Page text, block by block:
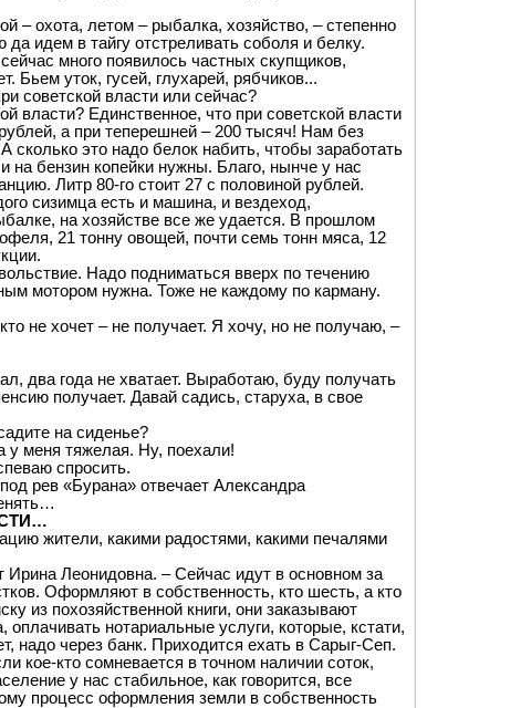
– охота, летом – рыбалка, хозяйство, – степенно
идем в тайгу отстреливать соболя и белку.
много появилось частных скупщиков,
Бьем уток, гусей, глухарей, рябчиков...
советской власти или сейчас?
власти? Единственное, что при советской власти
а при теперешней – 200 тысяч! Нам без
сколько это надо белок набить, чтобы заработать
на бензин копейки нужны. Благо, нынче у нас
Литр 80-го стоит 27 с половиной рублей.
сизимца есть и машина, и вездеход,
на хозяйстве все же удается. В прошлом
21 тонну овощей, почти семь тонн мяса, 12
Надо подниматься вверх по течению
мотором нужна. Тоже не каждому по карману.
не хочет – не получает. Я хочу, но не получаю, –
два года не хватает. Выработаю, буду получать
получает. Давай садись, старуха, в свое
на сиденье?
меня тяжелая. Ну, поехали!
спросить.
рев «Бурана» отвечает Александра
жители, какими радостями, какими печалями
Леонидовна. – Сейчас идут в основном за
Оформляют в собственность, кто шесть, а кто
из похозяйственной книги, они заказывают
оплачивать нотариальные услуги, которые, кстати,
надо через банк. Приходится ехать в Сарыг-Сеп.
кое-кто сомневается в точном наличии соток,
у нас стабильное, как говорится, все
процесс оформления земли в собственность